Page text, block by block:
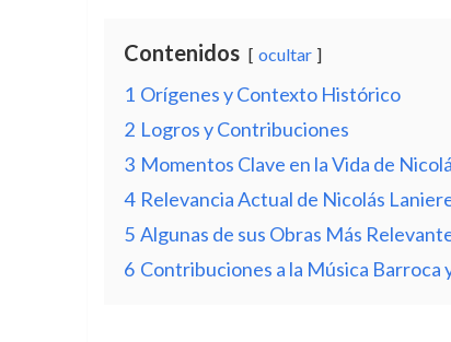
Contenidos ocultar
1 Orígenes y Contexto Histórico
2 Logros y Contribuciones
3 Momentos Clave en la Vida de
4 Relevancia Actual de Nicolás
5 Algunas de sus Obras Más
6 Contribuciones a la Música Barroca